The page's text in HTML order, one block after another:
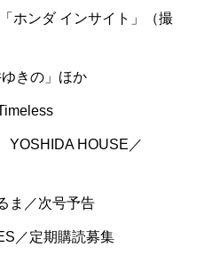
ホンダ インサイト」（撮
きの」ほか
HOUSE／
ま／次号予告
／定期購読募集